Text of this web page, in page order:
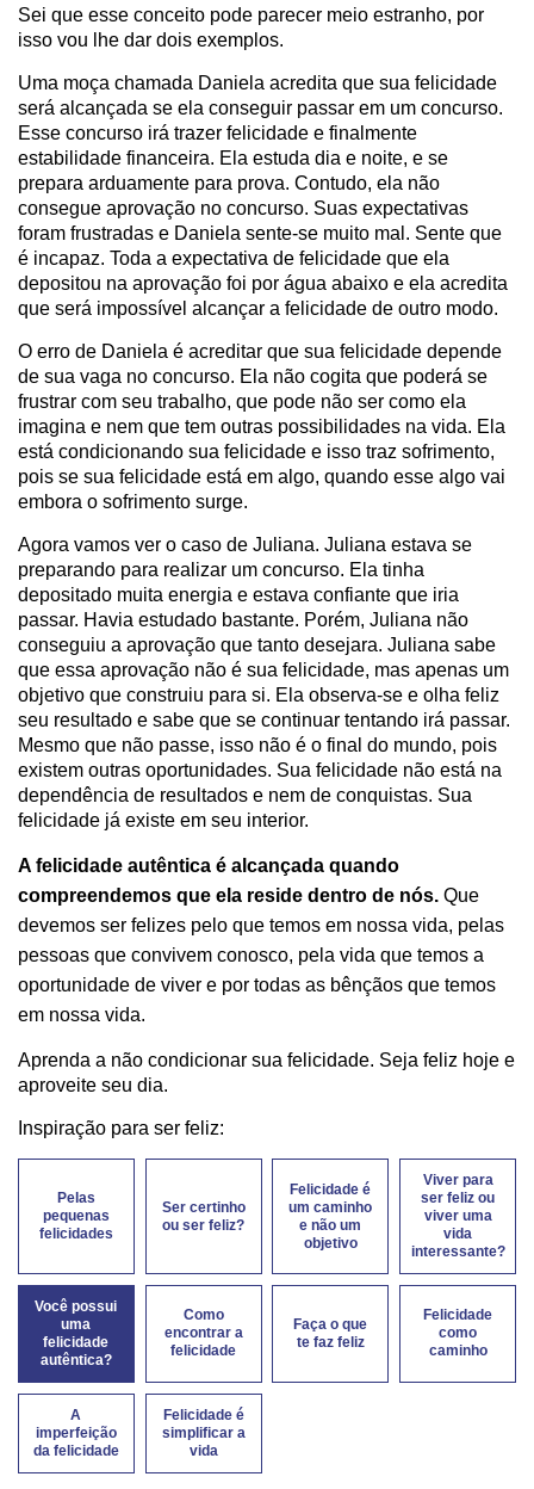
Sei que esse conceito pode parecer meio estranho, por
isso vou lhe dar dois exemplos.
Uma moça chamada Daniela acredita que sua felicidade
será alcançada se ela conseguir passar em um concurso.
Esse concurso irá trazer felicidade e finalmente
estabilidade financeira. Ela estuda dia e noite, e se
prepara arduamente para prova. Contudo, ela não
consegue aprovação no concurso. Suas expectativas
foram frustradas e Daniela sente-se muito mal. Sente que
é incapaz. Toda a expectativa de felicidade que ela
depositou na aprovação foi por água abaixo e ela acredita
que será impossível alcançar a felicidade de outro modo.
O erro de Daniela é acreditar que sua felicidade depende
de sua vaga no concurso. Ela não cogita que poderá se
frustrar com seu trabalho, que pode não ser como ela
imagina e nem que tem outras possibilidades na vida. Ela
está condicionando sua felicidade e isso traz sofrimento,
pois se sua felicidade está em algo, quando esse algo vai
embora o sofrimento surge.
Agora vamos ver o caso de Juliana. Juliana estava se
preparando para realizar um concurso. Ela tinha
depositado muita energia e estava confiante que iria
passar. Havia estudado bastante. Porém, Juliana não
conseguiu a aprovação que tanto desejara. Juliana sabe
que essa aprovação não é sua felicidade, mas apenas um
objetivo que construiu para si. Ela observa-se e olha feliz
seu resultado e sabe que se continuar tentando irá passar.
Mesmo que não passe, isso não é o final do mundo, pois
existem outras oportunidades. Sua felicidade não está na
dependência de resultados e nem de conquistas. Sua
felicidade já existe em seu interior.
A felicidade autêntica é alcançada quando
compreendemos que ela reside dentro de nós. Que
devemos ser felizes pelo que temos em nossa vida, pelas
pessoas que convivem conosco, pela vida que temos a
oportunidade de viver e por todas as bênçãos que temos
em nossa vida.
Aprenda a não condicionar sua felicidade. Seja feliz hoje e
aproveite seu dia.
Inspiração para ser feliz:
Pelas
pequenas
felicidades
Ser certinho
ou ser feliz?
Felicidade é
um caminho
e não um
objetivo
Viver para
ser feliz ou
viver uma
vida
interessante?
Você possui
uma
felicidade
autêntica?
Como
encontrar a
felicidade
Faça o que
te faz feliz
Felicidade
como
caminho
A
imperfeição
da felicidade
Felicidade é
simplificar a
vida